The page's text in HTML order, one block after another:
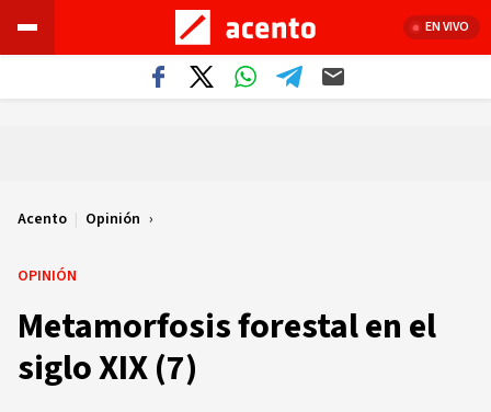
EN VIVO
Acento | Opinión
OPINIÓN
Metamorfosis forestal en el
siglo XIX (7)